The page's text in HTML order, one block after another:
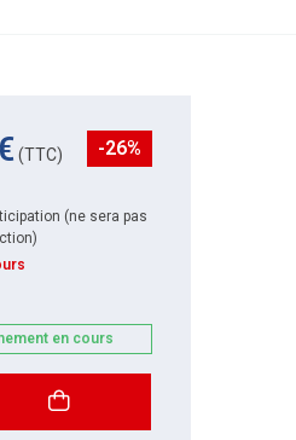
(TTC)
-26%
(ne sera pas
en cours